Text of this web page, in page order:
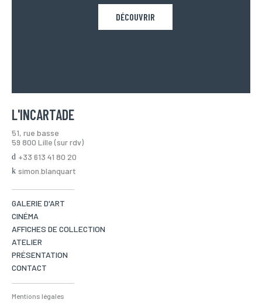
DÉCOUVRIR
L'INCARTADE
51, rue basse
59 800 Lille (sur rdv)
+33 613 41 80 20
simon.blanquart
GALERIE D'ART
CINÉMA
AFFICHES DE COLLECTION
ATELIER
PRÉSENTATION
CONTACT
Mentions légales